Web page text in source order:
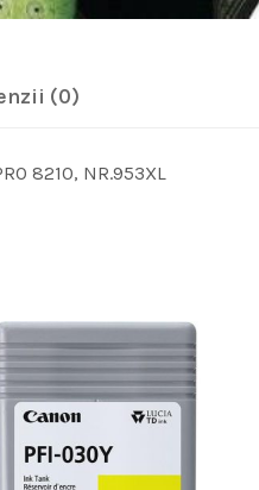
(0)
8210, NR.953XL